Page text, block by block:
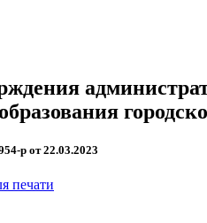
р от 22.03.2023
печати